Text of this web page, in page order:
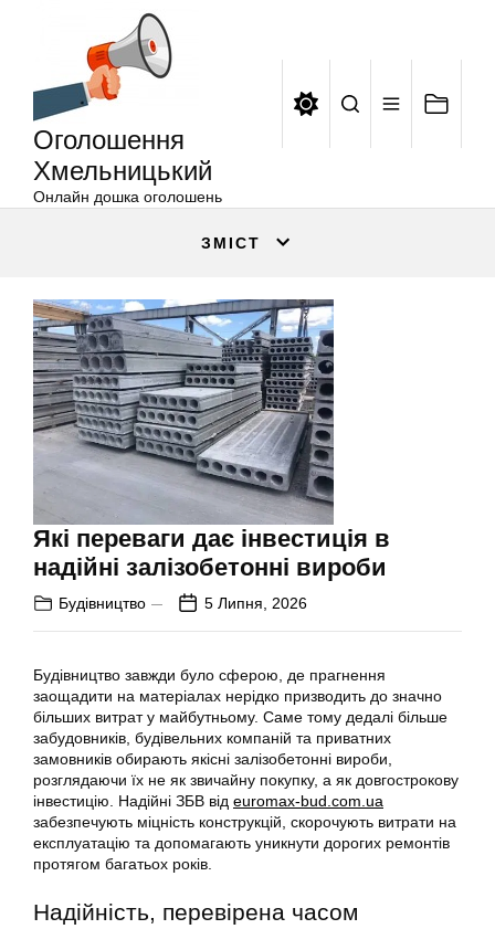
Оголошення
Хмельницький
Онлайн дошка оголошень
ЗМІСТ
Які переваги дає інвестиція в
надійні залізобетонні вироби
Будівництво 5 Липня, 2026
Будівництво завжди було сферою, де прагнення
заощадити на матеріалах нерідко призводить до значно
більших витрат у майбутньому. Саме тому дедалі більше
забудовників, будівельних компаній та приватних
замовників обирають якісні залізобетонні вироби,
розглядаючи їх не як звичайну покупку, а як довгострокову
інвестицію. Надійні ЗБВ від euromax-bud.com.ua
забезпечують міцність конструкцій, скорочують витрати на
експлуатацію та допомагають уникнути дорогих ремонтів
протягом багатьох років.
Надійність, перевірена часом